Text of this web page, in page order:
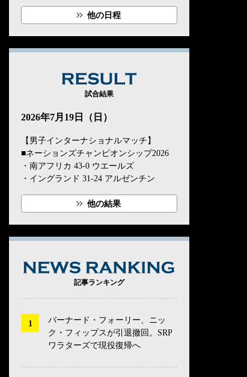
他の日程
試合結果
2026年7月19日（日）
【男子インターナショナルマッチ】
■ネーションズチャンピオンシップ2026
・南アフリカ 43-0 ウエールズ
・イングランド 31-24 アルゼンチン
他の結果
記事ランキング
バーナード・フォーリー、ニッ
ク・フィップスが引退撤回。SRP
ワラターズで現役復帰へ